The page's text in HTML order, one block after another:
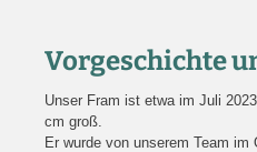
Vorgeschichte
Unser Fram ist etwa im Juli
cm groß.
Er wurde von unserem Team